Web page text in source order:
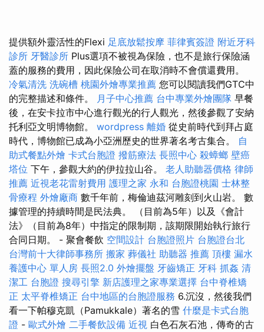
提供額外靈活性的Flexi 足底放鬆按摩 菲律賓簽證 附近牙科
診所 牙醫診所 Plus選項不被視為保險，也不是旅行保險涵
蓋的服務的費用，因此保險公司在取消時不會償還費用。
冷氣清洗 洗碗槽 桃園外燴專業推薦 您可以閱讀我們GTC中
的完整描述和條件。 月子中心推薦 台中專業外燴團隊 早餐
後，在安卡拉市中心進行觀光的行人觀光，然後參觀了安納
托利亞文明博物館。 wordpress 離婚 從史前時代到拜占庭
時代，博物館已成為小亞洲歷史的世界著名考古集合。 自
助式餐點外燴 卡式台胞證 撥筋療法 長照中心 殺蟑螂 壁癌
塔位 下午，參觀大約的伊拉拉山谷。 老人助聽器價格 律師
推薦 近視老花雷射費用 護理之家 永和 台胞證桃園 士林整
骨療程 外燴廠商 數千年前，梅倫迪茲河雕刻到火山岩。 數
據管理的持續時間是民法典。 （目前為5年）以及《會計
法》（目前為8年）中指定的限制期，該期限開始執行旅行
合同日期。 - 聚會餐飲 空間設計 台胞證照片 台胞證台北
台灣前十大律師事務所 搬家 葬儀社 助聽器 推薦 頂樓 漏水
養護中心 單人房 長照2.0 外燴擺盤 牙齒矯正 牙科 抓姦 清
潔工 台胞證 搜尋引擎 新店護理之家專業選擇 台中脊椎矯
正 太平脊椎矯正 台中地區的台胞證服務 6.沉沒，然後我們
看一下帕穆克凱（Pamukkale）著名的雪 什麼是卡式台胞
證 - 歐式外燴 二手餐飲設備 近視 白色石灰石池，傳奇的古